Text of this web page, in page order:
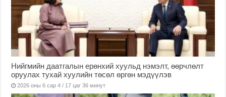
Нийгмийн даатгалын ерөнхий хуульд нэмэлт, өөрчлөлт
оруулах тухай хуулийн төсөл өргөн мэдүүлэв
2026 оны 6 сар 4 / 17 цаг 36 минут